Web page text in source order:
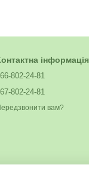
інформація
802-24-81
802-24-81
вам?